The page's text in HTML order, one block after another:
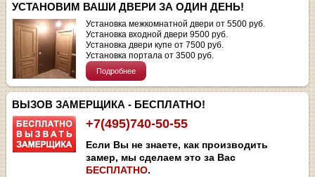
УСТАНОВИМ ВАШИ ДВЕРИ ЗА ОДИН ДЕНЬ!
Установка межкомнатной двери от 5500 руб.
Установка входной двери 9500 руб.
Установка двери купе от 7500 руб.
Установка портала от 3500 руб.
Подробнее
ВЫЗОВ ЗАМЕРЩИКА - БЕСПЛАТНО!
+7(495)740-50-55
Если Вы не знаете, как производить
замер, мы сделаем это за Вас
БЕСПЛАТНО.